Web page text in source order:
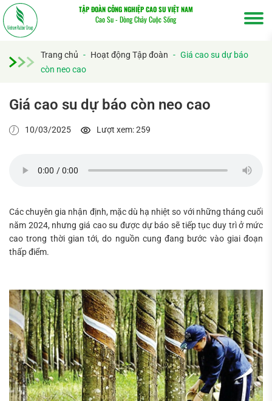
TẬP ĐOÀN CÔNG NGHIỆP CAO SU VIỆT NAM
Cao Su - Dòng Chảy Cuộc Sống
Trang chủ - Hoạt động Tập đoàn - Giá cao su dự báo
còn neo cao
Giá cao su dự báo còn neo cao
10/03/2025 Lượt xem: 259
Các chuyên gia nhận định, mặc dù hạ nhiệt so với những tháng cuối
năm 2024, nhưng giá cao su được dự báo sẽ tiếp tục duy trì ở mức
cao trong thời gian tới, do nguồn cung đang bước vào giai đoạn
thấp điểm.